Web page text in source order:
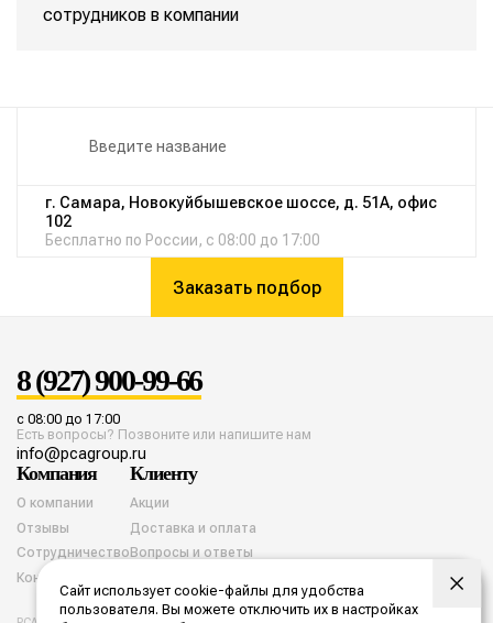
сотрудников в компании
г. Самара, Новокуйбышевское шоссе, д. 51А, офис
102
Бесплатно по России, с 08:00 до 17:00
Заказать подбор
8 (927) 900-99-66
с 08:00 до 17:00
Есть вопросы? Позвоните или напишите нам
info@pcagroup.ru
Компания
О компании
Отзывы
Сотрудничество
Контакты
Клиенту
Акции
Доставка и оплата
Вопросы и ответы
Сайт использует cookie-файлы для удобства
пользователя. Вы можете отключить их в настройках